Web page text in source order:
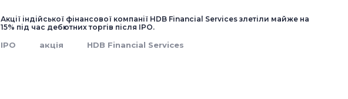
Акції індійської фінансової компанії HDB Financial Services злетіли майже на
15% під час дебютних торгів після IPO.
IPO акція HDB Financial Services